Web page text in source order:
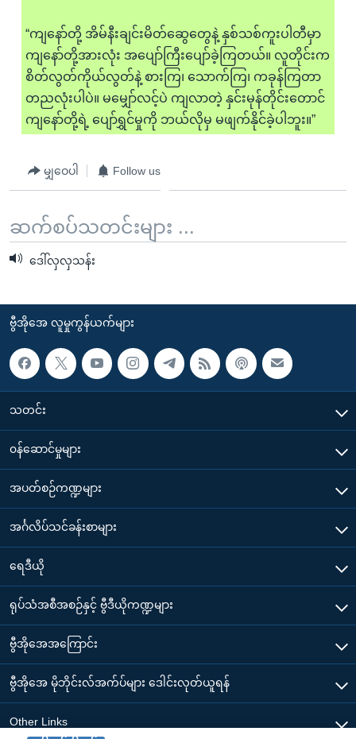
“ကျနော်တို့ အိမ်နီးချင်းမိတ်ဆွေတွေနဲ့ နှစ်သစ်ကူးပါတီမှာ
ကျနော်တို့အားလုံး အပျော်ကြီးပျော်ခဲ့ကြတယ်။ လူတိုင်းက
စိတ်လွတ်ကိုယ်လွတ်နဲ့ စားကြ၊ သောက်ကြ၊ ကခုန်ကြတာ
တညလုံးပါပဲ။ မမျှော်လင့်ပဲ ကျလာတဲ့ နှင်းမုန်တိုင်းတောင်
ကျနော်တို့ရဲ့ ပျော်ရွှင်မှုကို ဘယ်လိုမှ မဖျက်နိုင်ခဲ့ပါဘူး။”
မျှဝေပါ Follow us
ဆက်စပ်သတင်းများ ...
ဒေါ်လှလှသန်း
ဗွီအိုအေ လူမှုကွန်ယက်များ
သတင်း
၀န်ဆောင်မှုများ
အပတ်စဉ်ကဏ္ဍများ
အင်္ဂလိပ်သင်ခန်းစာများ
ရေဒီယို
ရုပ်သံအစီအစဉ်နှင့် ဗွီဒီယိုကဏ္ဍများ
ဗွီအိုအေအကြောင်း
ဗွီအိုအေ မိုဘိုင်းလ်အက်ပ်များ ဒေါင်းလုတ်ယူရန်
Other Links